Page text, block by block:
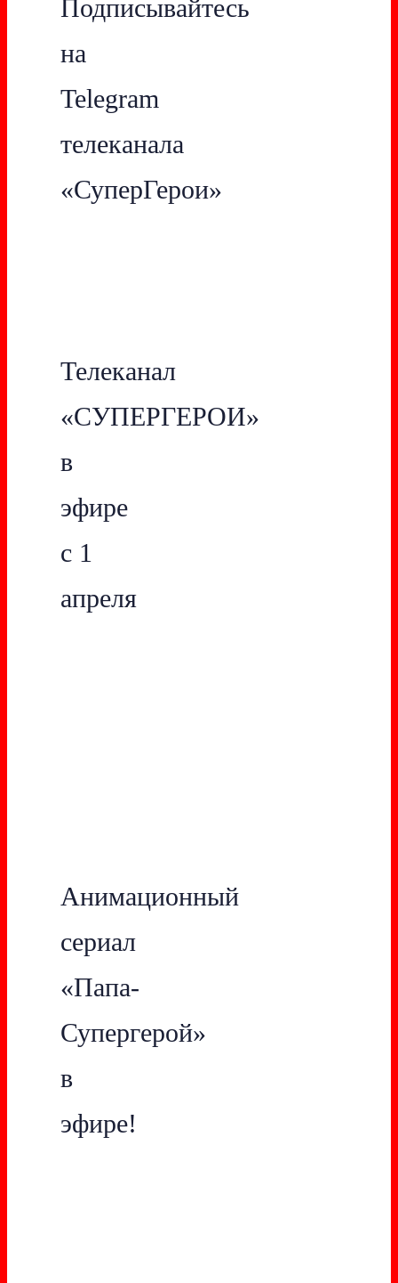
Подписывайтесь
на
Telegram
телеканала
«СуперГерои»
Телеканал
«СУПЕРГЕРОИ»
в
эфире
с 1
апреля
Анимационный
сериал
«Папа-
Супергерой»
в
эфире!